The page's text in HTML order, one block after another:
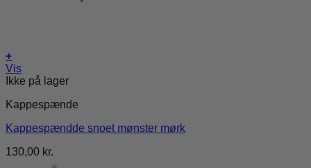
+
Vis
Ikke på lager
Kappespænde
Kappespændde snoet mønster mørk
130,00 kr.